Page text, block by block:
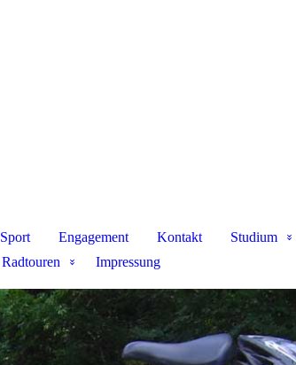
Sport Engagement Kontakt Studium
Radtouren Impressung